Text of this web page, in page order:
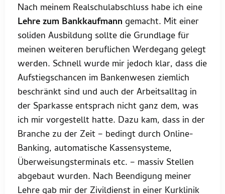
Nach meinem Realschulabschluss habe ich eine
Lehre zum Bankkaufmann gemacht. Mit einer
soliden Ausbildung sollte die Grundlage für
meinen weiteren beruflichen Werdegang gelegt
werden. Schnell wurde mir jedoch klar, dass die
Aufstiegschancen im Bankenwesen ziemlich
beschränkt sind und auch der Arbeitsalltag in
der Sparkasse entsprach nicht ganz dem, was
ich mir vorgestellt hatte. Dazu kam, dass in der
Branche zu der Zeit – bedingt durch Online-
Banking, automatische Kassensysteme,
Überweisungsterminals etc. – massiv Stellen
abgebaut wurden. Nach Beendigung meiner
Lehre gab mir der Zivildienst in einer Kurklinik